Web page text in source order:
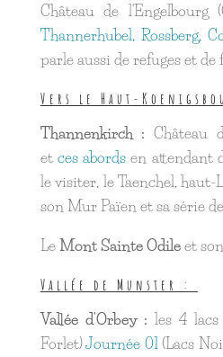
Château de
Thannerhubel, Rossberg,
parle aussi de refuges et de
Vers le Haut-
Thannenkirch : Château
et ces abords en attendant
le visiter, le Taenchel,
son Mur Païen et sa série
LeMont Sainte Odileet
Vallée de Munster :
Vallée d'Orbey : les 4
Forlet)Journée 01(Lacs